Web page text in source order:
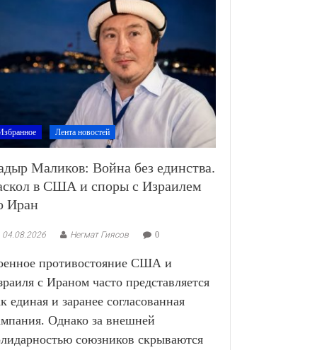
Лента новостей
Маликов: Война без единства.
в США и споры с Израилем
Иран
04.08.2026 Негмат Гиясов 0
противостояние США и
с Ираном часто представляется
единая и заранее согласованная
Однако за внешней
союзников скрываются